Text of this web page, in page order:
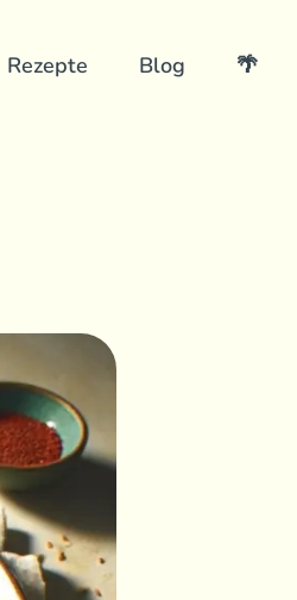
Blog 🌴